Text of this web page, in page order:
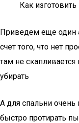
Как
Приведем еще один
счет того, что нет
там не
убирать
А для спальни
быстро протирать